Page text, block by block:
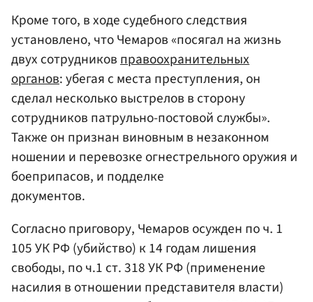
Кроме того, в ходе судебного следствия
установлено, что Чемаров «посягал на жизнь
двух сотрудниковправоохранительных
органов: убегая с места преступления, он
сделал несколько выстрелов в сторону
сотрудников патрульно-постовой службы».
Также он признан виновным в незаконном
ношении и перевозке огнестрельного оружия и
боеприпасов, и подделке
документов.
Согласно приговору, Чемаров осужден по ч. 1
105 УК РФ (убийство) к 14 годам лишения
свободы, по ч.1 ст. 318 УК РФ (применение
насилия в отношении представителя власти)